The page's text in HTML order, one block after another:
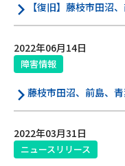
【復旧】藤枝市田沼
2022年06月14日
障害情報
藤枝市田沼、前島、
2022年03月31日
ニュースリリース